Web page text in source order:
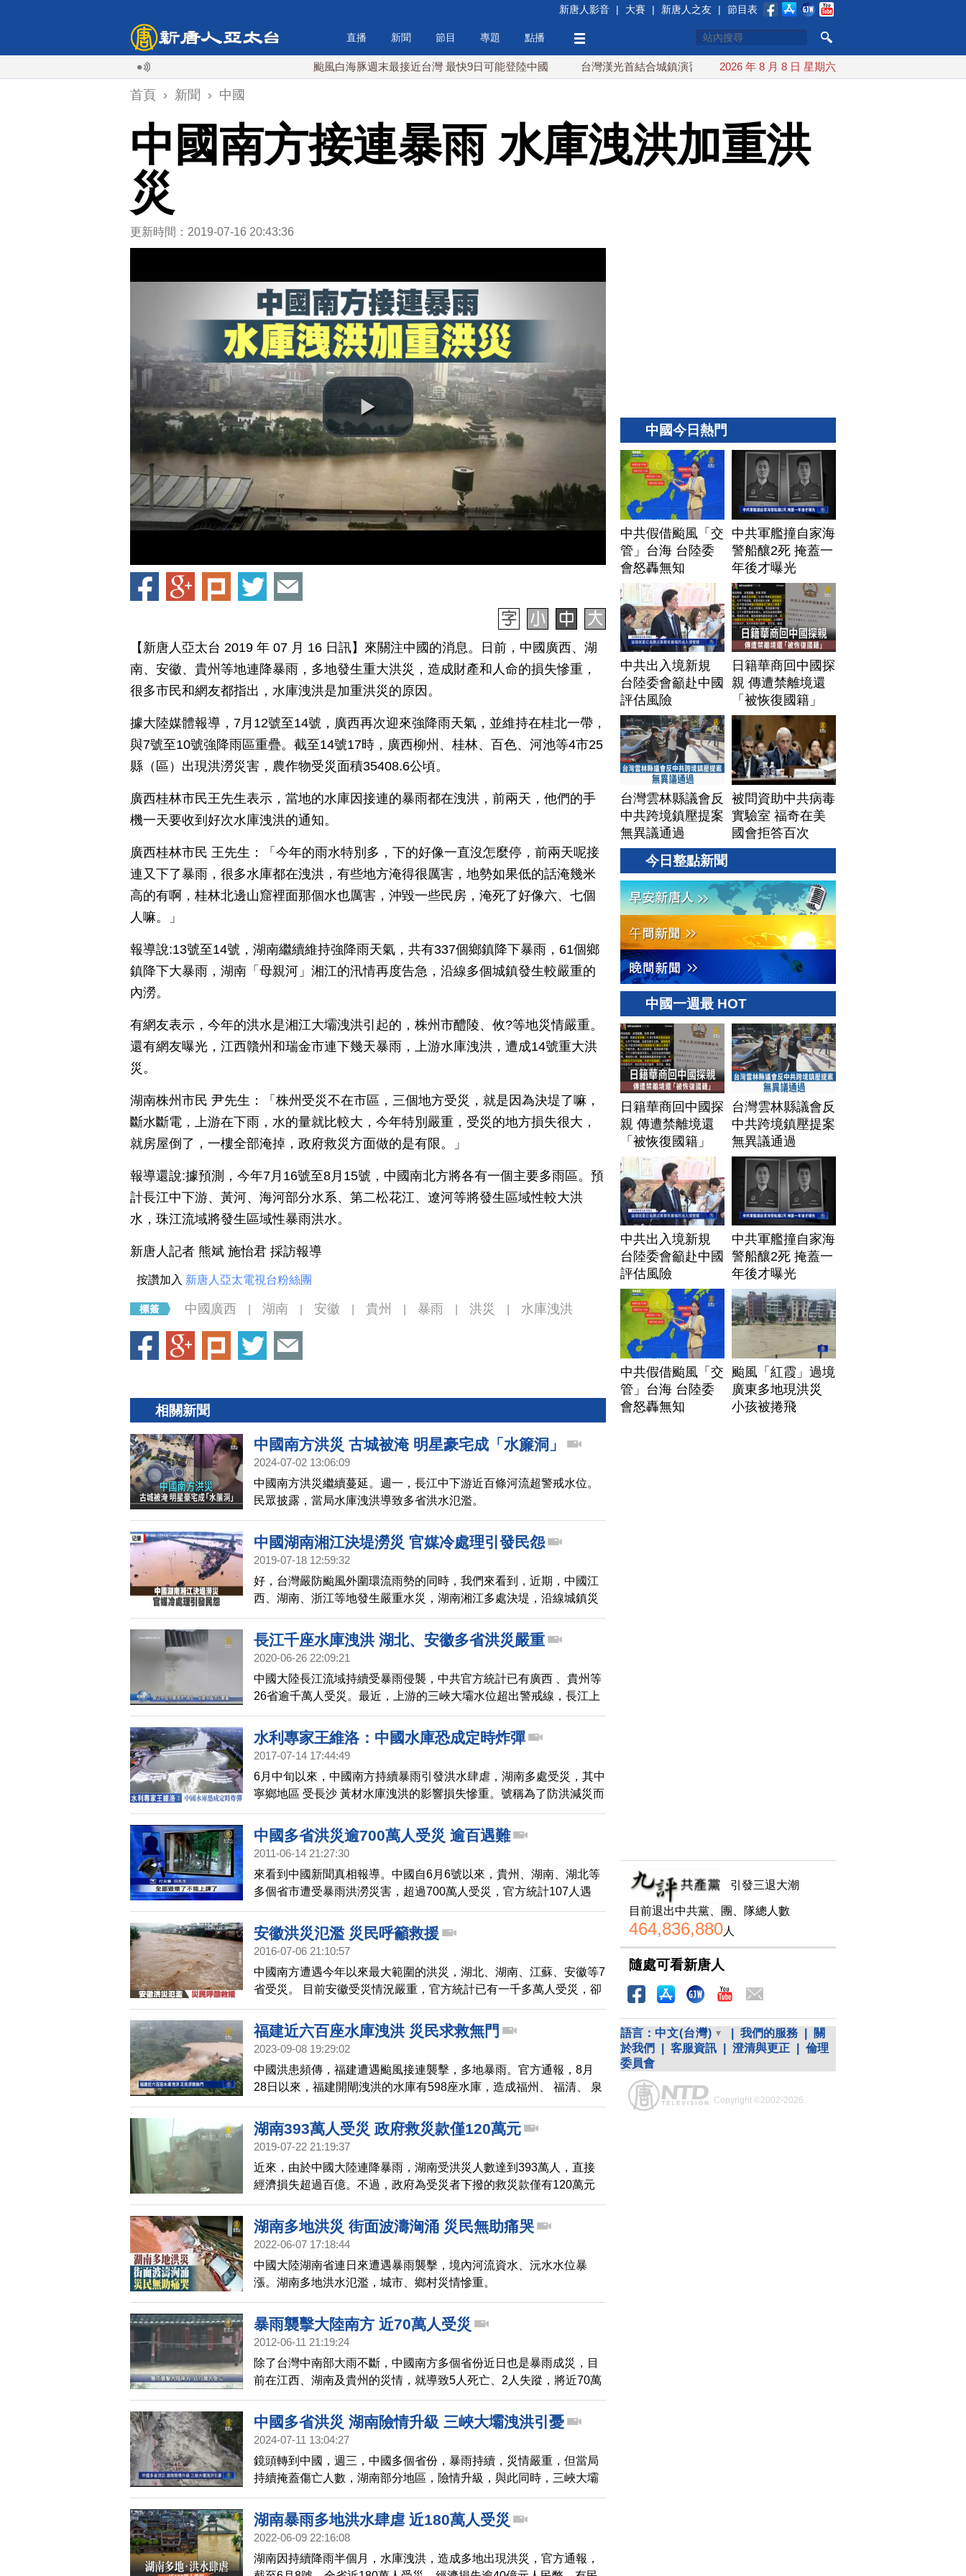
新唐人影音 | 大賽 | 新唐人之友 | 節目表
直播 新聞 節目 專題 點播
颱風白海豚週末最接近台灣 最快9日可能登陸中國 台灣漢光首結合城鎮演習 AIT連續發文讚「韌性台灣」 搞分化？美情報：普京最快
2026 年 8 月 8 日 星期六
首頁 › 新聞 › 中國
中國南方接連暴雨 水庫洩洪加重洪
災
更新時間：2019-07-16 20:43:36
【新唐人亞太台 2019 年 07 月 16 日訊】來關注中國的消息。日前，中國廣西、湖
南、安徽、貴州等地連降暴雨，多地發生重大洪災，造成財產和人命的損失慘重，
很多市民和網友都指出，水庫洩洪是加重洪災的原因。
據大陸媒體報導，7月12號至14號，廣西再次迎來強降雨天氣，並維持在桂北一帶，
與7號至10號強降雨區重疊。截至14號17時，廣西柳州、桂林、百色、河池等4市25
縣（區）出現洪澇災害，農作物受災面積35408.6公頃。
廣西桂林市民王先生表示，當地的水庫因接連的暴雨都在洩洪，前兩天，他們的手
機一天要收到好次水庫洩洪的通知。
廣西桂林市民 王先生：「今年的雨水特別多，下的好像一直沒怎麼停，前兩天呢接
連又下了暴雨，很多水庫都在洩洪，有些地方淹得很厲害，地勢如果低的話淹幾米
高的有啊，桂林北邊山窟裡面那個水也厲害，沖毀一些民房，淹死了好像六、七個
人嘛。」
報導說:13號至14號，湖南繼續維持強降雨天氣，共有337個鄉鎮降下暴雨，61個鄉
鎮降下大暴雨，湖南「母親河」湘江的汛情再度告急，沿線多個城鎮發生較嚴重的
內澇。
有網友表示，今年的洪水是湘江大壩洩洪引起的，株州市醴陵、攸?等地災情嚴重。
還有網友曝光，江西贛州和瑞金市連下幾天暴雨，上游水庫洩洪，遭成14號重大洪
災。
湖南株州市民 尹先生：「株州受災不在市區，三個地方受災，就是因為決堤了嘛，
斷水斷電，上游在下雨，水的量就比較大，今年特別嚴重，受災的地方損失很大，
就房屋倒了，一樓全部淹掉，政府救災方面做的是有限。」
報導還說:據預測，今年7月16號至8月15號，中國南北方將各有一個主要多雨區。預
計長江中下游、黃河、海河部分水系、第二松花江、遼河等將發生區域性較大洪
水，珠江流域將發生區域性暴雨洪水。
新唐人記者 熊斌 施怡君 採訪報導
按讚加入 新唐人亞太電視台粉絲團
中國廣西 湖南 安徽 貴州 暴雨 洪災 水庫洩洪
相關新聞
中國南方洪災 古城被淹 明星豪宅成「水簾洞」
2024-07-02 13:06:09
中國南方洪災繼續蔓延。週一，長江中下游近百條河流超警戒水位。
民眾披露，當局水庫洩洪導致多省洪水氾濫。
中國湖南湘江決堤澇災 官媒冷處理引發民怨
2019-07-18 12:59:32
好，台灣嚴防颱風外圍環流雨勢的同時，我們來看到，近期，中國江
西、湖南、浙江等地發生嚴重水災，湖南湘江多處決堤，沿線城鎮災
情慘重。有民眾表示，政府洩洪沒做完善通知，有十多人被淹死，並
怒指中共和官媒冷處理。
長江千座水庫洩洪 湖北、安徽多省洪災嚴重
2020-06-26 22:09:21
中國大陸長江流域持續受暴雨侵襲，中共官方統計已有廣西 、貴州等
26省逾千萬人受災。最近，上游的三峽大壩水位超出警戒線，長江上
中下游大約千座水庫緊急洩洪，造成湖北省、安徽省等多地洪災。安
徽省六安市因為河水暴漲，已有幾個村莊被淹，對外交通、通訊及電
力中斷。
水利專家王維洛：中國水庫恐成定時炸彈
2017-07-14 17:44:49
6月中旬以來，中國南方持續暴雨引發洪水肆虐，湖南多處受災，其中
寧鄉地區 受長沙 黃材水庫洩洪的影響損失慘重。號稱為了防洪減災而
興建的水庫，為甚麼都不能發揮規劃時所宣傳的防洪效應？對此，我
們專訪了旅居德國的著名水利專家王維洛。
中國多省洪災逾700萬人受災 逾百遇難
2011-06-14 21:27:30
來看到中國新聞真相報導。中國自6月6號以來，貴州、湖南、湖北等
多個省市遭受暴雨洪澇災害，超過700萬人受災，官方統計107人遇
難，很多地方山洪爆發，房子遭土石流掩埋，災民透露很多失蹤的
人，生還機會渺茫，實際死亡人數還會升高。
安徽洪災氾濫 災民呼籲救援
2016-07-06 21:10:57
中國南方遭遇今年以來最大範圍的洪災，湖北、湖南、江蘇、安徽等7
省受災。 目前安徽受災情況嚴重，官方統計已有一千多萬人受災，卻
未獲得廣泛關注，當地民眾紛紛在網上呼籲外界與政府給予救援。
福建近六百座水庫洩洪 災民求救無門
2023-09-08 19:29:02
中國洪患頻傳，福建遭遇颱風接連襲擊，多地暴雨。官方通報，8月
28日以來，福建開閘洩洪的水庫有598座水庫，造成福州、 福清、 泉
州等多地洪災，但災區消息被封鎖，災民求救無門。
湖南393萬人受災 政府救災款僅120萬元
2019-07-22 21:19:37
近來，由於中國大陸連降暴雨，湖南受洪災人數達到393萬人，直接
經濟損失超過百億。不過，政府為受災者下撥的救災款僅有120萬元
人民幣，人均3毛錢。這與動輒援助非洲數百億美元相比，大相徑庭。
有學者指出，中國老百姓在中共統治者的眼中只是賤民。
湖南多地洪災 街面波濤洶涌 災民無助痛哭
2022-06-07 17:18:44
中國大陸湖南省連日來遭遇暴雨襲擊，境內河流資水、沅水水位暴
漲。湖南多地洪水氾濫，城市、鄉村災情慘重。
暴雨襲擊大陸南方 近70萬人受災
2012-06-11 21:19:24
除了台灣中南部大雨不斷，中國南方多個省份近日也是暴雨成災，目
前在江西、湖南及貴州的災情，就導致5人死亡、2人失蹤，將近70萬
人受災，直接經濟損失達人民幣5億3000多萬元。
中國多省洪災 湖南險情升級 三峽大壩洩洪引憂
2024-07-11 13:04:27
鏡頭轉到中國，週三，中國多個省份，暴雨持續，災情嚴重，但當局
持續掩蓋傷亡人數，湖南部分地區，險情升級，與此同時，三峽大壩
從週三開始洩洪，引發下游民眾的擔憂。
湖南暴雨多地洪水肆虐 近180萬人受災
2022-06-09 22:16:08
湖南因持續降雨半個月，水庫洩洪，造成多地出現洪災，官方通報，
中國今日熱門
中共假借颱風「交
管」台海 台陸委
會怒轟無知
中共軍艦撞自家海
警船釀2死 掩蓋一
年後才曝光
中共出入境新規
台陸委會籲赴中國
評估風險
日籍華商回中國探
親 傳遭禁離境還
「被恢復國籍」
台灣雲林縣議會反
中共跨境鎮壓提案
無異議通過
被問資助中共病毒
實驗室 福奇在美
國會拒答百次
今日整點新聞
中國一週最 HOT
日籍華商回中國探
親 傳遭禁離境還
「被恢復國籍」
台灣雲林縣議會反
中共跨境鎮壓提案
無異議通過
中共出入境新規
台陸委會籲赴中國
評估風險
中共軍艦撞自家海
警船釀2死 掩蓋一
年後才曝光
中共假借颱風「交
管」台海 台陸委
會怒轟無知
颱風「紅霞」過境
廣東多地現洪災
小孩被捲飛
引發三退大潮
目前退出中共黨、團、隊總人數
464,836,880人
隨處可看新唐人
語言： 中文(台灣) 我們的服務
關
於我們
客服資訊 澄清與更正
倫理
委員會
Copyright ©2002-2026